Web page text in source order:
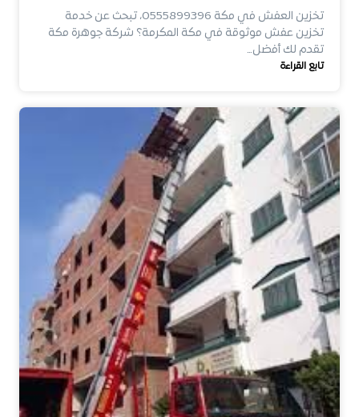
تخزين العفش في مكة 0555899396، تبحث عن خدمة
تخزين عفش موثوقة في مكة المكرمة؟ شركة جوهرة مكة
تقدم لك أفضل…
تابع القراءة